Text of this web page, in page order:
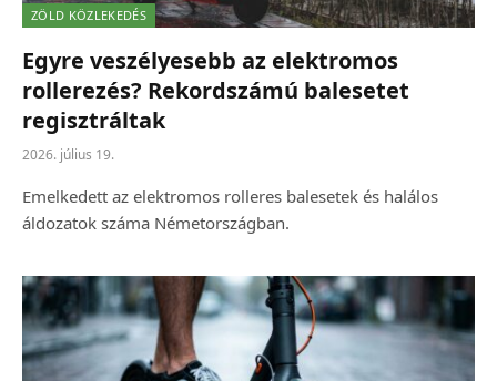
ZÖLD KÖZLEKEDÉS
Egyre veszélyesebb az elektromos
rollerezés? Rekordszámú balesetet
regisztráltak
2026. július 19.
Emelkedett az elektromos rolleres balesetek és halálos
áldozatok száma Németországban.